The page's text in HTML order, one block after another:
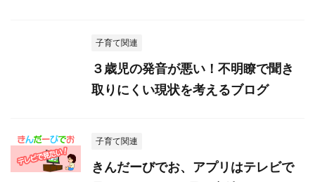
子育て関連
３歳児の発音が悪い！不明瞭で聞き
取りにくい現状を考えるブログ
子育て関連
きんだーびでお、アプリはテレビで